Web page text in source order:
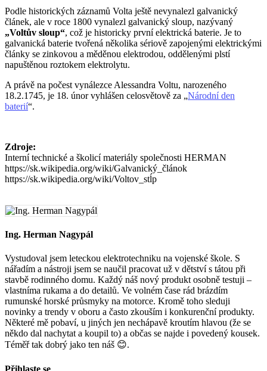
Podle historických záznamů Volta ještě nevynalezl galvanický
článek, ale v roce 1800 vynalezl galvanický sloup, nazývaný
„Voltův sloup“, což je historicky první elektrická baterie. Je to
galvanická baterie tvořená několika sériově zapojenými elektrickými
články se zinkovou a měděnou elektrodou, oddělenými plstí
napuštěnou roztokem elektrolytu.
A právě na počest vynálezce Alessandra Voltu, narozeného
18.2.1745, je 18. únor vyhlášen celosvětově za „Národní den
baterií“.
Zdroje:
Interní technické a školicí materiály společnosti HERMAN
https://sk.wikipedia.org/wiki/Galvanický_článok
https://sk.wikipedia.org/wiki/Voltov_stĺp
Ing. Herman Nagypál
Vystudoval jsem leteckou elektrotechniku ​​na vojenské škole. S
nářadím a nástroji jsem se naučil pracovat už v dětství s tátou při
stavbě rodinného domu. Každý náš nový produkt osobně testuji –
vlastníma rukama a do detailů. Ve volném čase rád brázdím
rumunské horské průsmyky na motorce. Kromě toho sleduji
novinky a trendy v oboru a často zkouším i konkurenční produkty.
Některé mě pobaví, u jiných jen nechápavě kroutím hlavou (že se
někdo dal nachytat a koupil to) a občas se najde i povedený kousek.
Téměř tak dobrý jako ten náš 😊.
Přihlaste se